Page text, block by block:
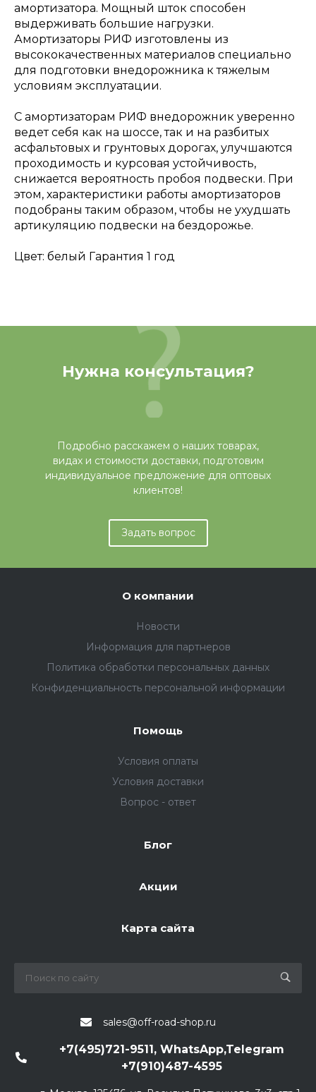
амортизатора. Мощный шток способен
выдерживать большие нагрузки.
Амортизаторы РИФ изготовлены из
высококачественных материалов специально
для подготовки внедорожника к тяжелым
условиям эксплуатации.
С амортизаторам РИФ внедорожник уверенно
ведет себя как на шоссе, так и на разбитых
асфальтовых и грунтовых дорогах, улучшаются
проходимость и курсовая устойчивость,
снижается вероятность пробоя подвески. При
этом, характеристики работы амортизаторов
подобраны таким образом, чтобы не ухудшать
артикуляцию подвески на бездорожье.
Цвет: белый Гарантия 1 год
Нужна консультация?
Подробно расскажем о наших товарах,
видах и стоимости доставки, подготовим
индивидуальное предложение для оптовых
клиентов!
Задать вопрос
О компании
Новости
Информация для партнеров
Политика обработки персональных данных
Конфиденциальность персональной информации
Помощь
Условия оплаты
Условия доставки
Вопрос - ответ
Блог
Акции
Карта сайта
sales@off-road-shop.ru
+7(495)721-9511, WhatsApp,Telegram
+7(910)487-4595